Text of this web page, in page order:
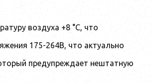
воздуха +8 °С, что
175-264В, что актуально
предупреждает нештатную